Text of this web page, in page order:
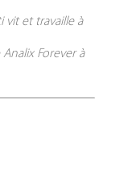
vit et travaille à
Forever à